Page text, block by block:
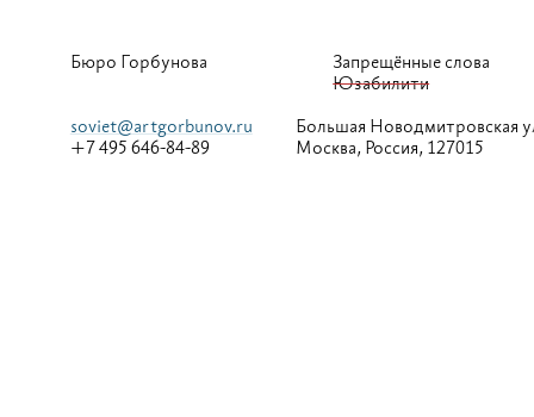
Бюро Горбунова
Запрещённые слова
Юзабилити
soviet@artgorbunov.ru
+7 495 646-84-89
Большая Новодмитровская
Москва, Россия, 127015